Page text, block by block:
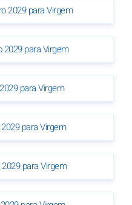
2029 para Virgem
para Virgem
para Virgem
para Virgem
para Virgem